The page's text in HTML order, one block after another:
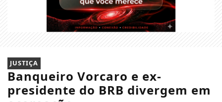
JUSTIÇA
Banqueiro Vorcaro e ex-
presidente do BRB divergem em